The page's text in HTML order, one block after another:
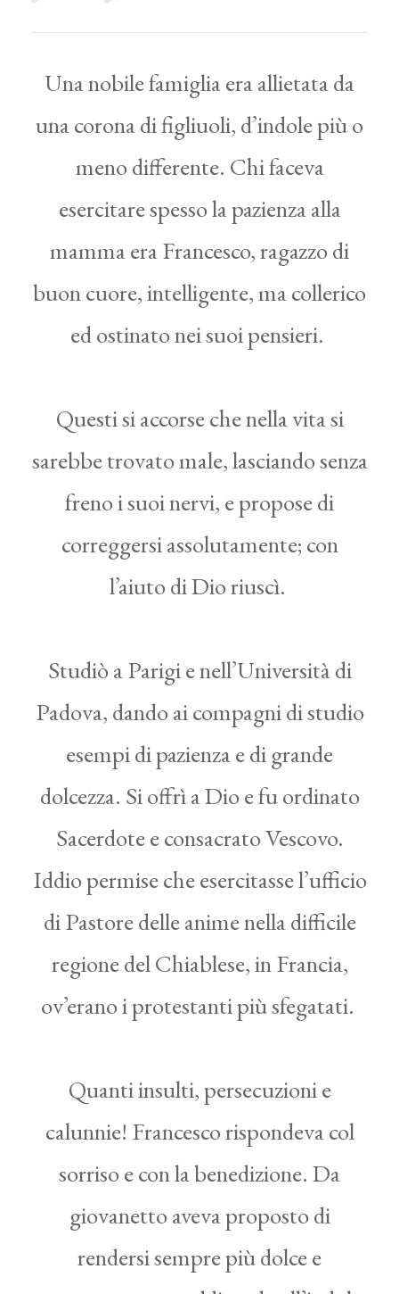
Una nobile famiglia era allietata da
una corona di figliuoli, d’indole più o
meno differente. Chi faceva
esercitare spesso la pazienza alla
mamma era Francesco, ragazzo di
buon cuore, intelligente, ma collerico
ed ostinato nei suoi pensieri.
Questi si accorse che nella vita si
sarebbe trovato male, lasciando senza
freno i suoi nervi, e propose di
correggersi assolutamente; con
l’aiuto di Dio riuscì.
Studiò a Parigi e nell’Università di
Padova, dando ai compagni di studio
esempi di pazienza e di grande
dolcezza. Si offrì a Dio e fu ordinato
Sacerdote e consacrato Vescovo.
Iddio permise che esercitasse l’ufficio
di Pastore delle anime nella difficile
regione del Chiablese, in Francia,
ov’erano i protestanti più sfegatati.
Quanti insulti, persecuzioni e
calunnie! Francesco rispondeva col
sorriso e con la benedizione. Da
giovanetto aveva proposto di
rendersi sempre più dolce e